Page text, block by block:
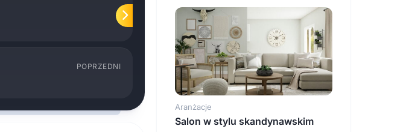
POPRZEDNI
Aranżacje
Salon w stylu skandynawskim